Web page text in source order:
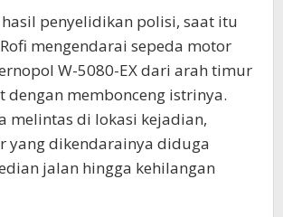
penyelidikan polisi, saat itu
mengendarai sepeda motor
W-5080-EX dari arah timur
dengan membonceng istrinya.
melintas di lokasi kejadian,
yang dikendarainya diduga
jalan hingga kehilangan